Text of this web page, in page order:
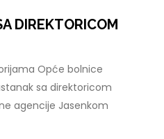
DIREKTORICOM
Opće bolnice
sa direktoricom
agencije Jasenkom